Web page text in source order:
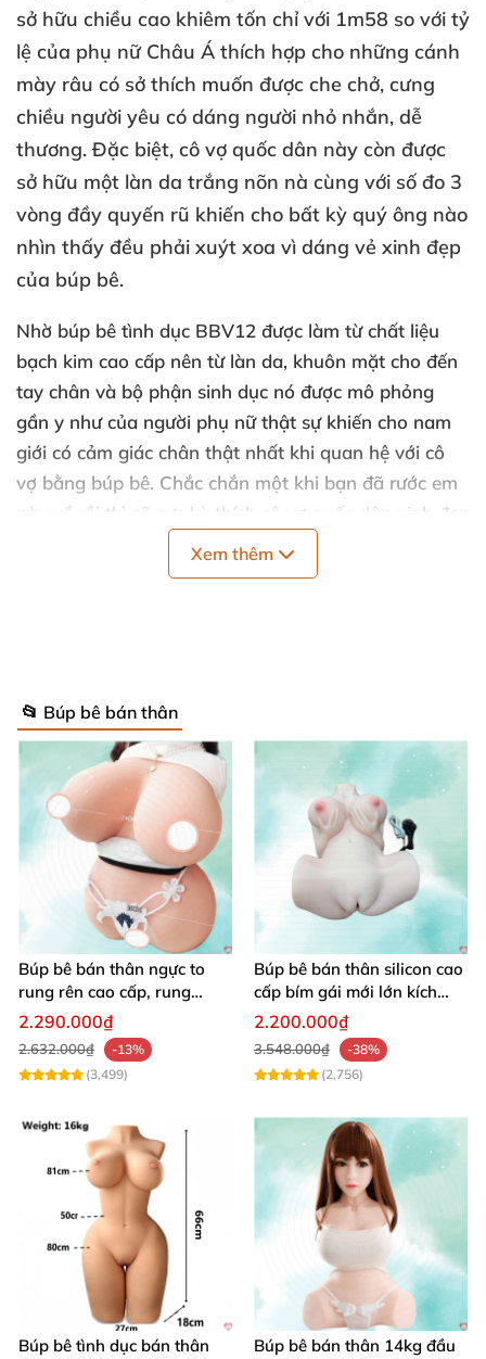
sở hữu chiều cao khiêm tốn chỉ với 1m58 so với tỷ
lệ của phụ nữ Châu Á thích hợp cho những cánh
mày râu có sở thích muốn được che chở, cưng
chiều người yêu có dáng người nhỏ nhắn, dễ
thương. Đặc biệt, cô vợ quốc dân này còn được
sở hữu một làn da trắng nõn nà cùng với số đo 3
vòng đầy quyến rũ khiến cho bất kỳ quý ông nào
nhìn thấy đều phải xuýt xoa vì dáng vẻ xinh đẹp
của búp bê.
Nhờ búp bê tình dục BBV12 được làm từ chất liệu
bạch kim cao cấp nên từ làn da, khuôn mặt cho đến
tay chân và bộ phận sinh dục nó được mô phỏng
gần y nhưcủa người phụ nữ thật sự khiến cho nam
giới có cảm giác chân thật nhất khi quan hệ với cô
vợ bằng búp bê. Chắc chắn một khi bạn đã rước em
này về rồi thì
sẽ cực kỳ thích cô vợ quốc dân xinh đẹp
mà xem.
Búp bê tình dục cao cấp cô vợ quốc dân BBV12 dành cho nam
Thông tin chi tiết
của Búp bê tình dục cao
cấp cô vợ quốc dân BBV12
Thể loại: Búp bê cao cấp Nhật Bản.
Chất liệu: Silicone bạch kim
, khung xương bằng hợp
kim cao cấp.
Xem thêm
📂 Búp bê bán thân
Búp bê bán thân ngực to
rung rên cao cấp, rung
mạnh kích thích
2.290.000₫
2.632.000₫
-13%
(3,499)
Búp bê bán thân silicon cao
cấp bím gái mới lớn kích
thích
2.200.000₫
3.548.000₫
-38%
(2,756)
Búp bê tình dục bán thân
Búp bê bán thân 14kg đầu